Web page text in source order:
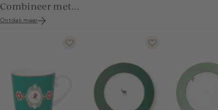
Combineer met...
Ontdek meer